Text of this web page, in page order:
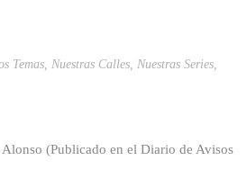
Temas, Nuestras Calles, Nuestras Series,
Alonso (Publicado en el Diario de Avisos